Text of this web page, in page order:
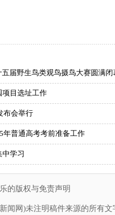
届野生鸟类观鸟摄鸟大赛圆满闭
项目选址工作
布会举行
年普通高考考前准备工作
中学习
的版权与免责声明
网)未注明稿件来源的所有文